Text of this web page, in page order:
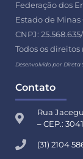
Federação dos
Estado de Minas
CNPJ:
Todos os direitos
Desenvolvido por Direta
Contato
Rua
– CEP.:
(31) 2104